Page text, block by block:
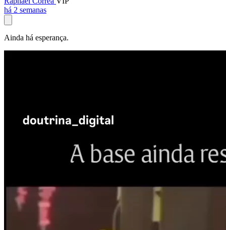
há 2 semanas
Ainda há esperança.